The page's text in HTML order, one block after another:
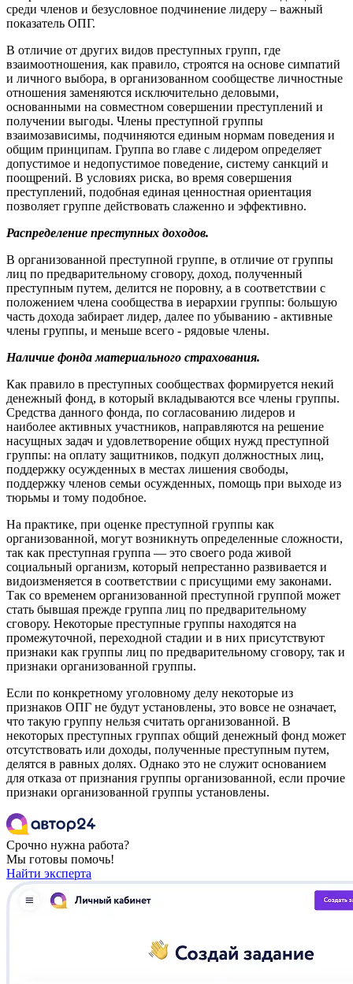
среди членов и безусловное подчинение лидеру – важный
показатель ОПГ.
В отличие от других видов преступных групп, где
взаимоотношения, как правило, строятся на основе симпатий
и личного выбора, в организованном сообществе личностные
отношения заменяются исключительно деловыми,
основанными на совместном совершении преступлений и
получении выгоды. Члены преступной группы
взаимозависимы, подчиняются единым нормам поведения и
общим принципам. Группа во главе с лидером определяет
допустимое и недопустимое поведение, систему санкций и
поощрений. В условиях риска, во время совершения
преступлений, подобная единая ценностная ориентация
позволяет группе действовать слаженно и эффективно.
Распределение преступных доходов.
В организованной преступной группе, в отличие от группы
лиц по предварительному сговору, доход, полученный
преступным путем, делится не поровну, а в соответствии с
положением члена сообщества в иерархии группы: большую
часть дохода забирает лидер, далее по убыванию - активные
члены группы, и меньше всего - рядовые члены.
Наличие фонда материального страхования.
Как правило в преступных сообществах формируется некий
денежный фонд, в который вкладываются все члены группы.
Средства данного фонда, по согласованию лидеров и
наиболее активных участников, направляются на решение
насущных задач и удовлетворение общих нужд преступной
группы: на оплату защитников, подкуп должностных лиц,
поддержку осужденных в местах лишения свободы,
поддержку членов семьи осужденных, помощь при выходе из
тюрьмы и тому подобное.
На практике, при оценке преступной группы как
организованной, могут возникнуть определенные сложности,
так как преступная группа — это своего рода живой
социальный организм, который непрестанно развивается и
видоизменяется в соответствии с присущими ему законами.
Так со временем организованной преступной группой может
стать бывшая прежде группа лиц по предварительному
сговору. Некоторые преступные группы находятся на
промежуточной, переходной стадии и в них присутствуют
признаки как группы лиц по предварительному сговору, так и
признаки организованной группы.
Если по конкретному уголовному делу некоторые из
признаков ОПГ не будут установлены, это вовсе не означает,
что такую группу нельзя считать организованной. В
некоторых преступных группах общий денежный фонд может
отсутствовать или доходы, полученные преступным путем,
делятся в равных долях. Однако это не служит основанием
для отказа от признания группы организованной, если прочие
признаки организованной группы установлены.
Срочно нужна работа?
Мы готовы помочь!
Найти эксперта